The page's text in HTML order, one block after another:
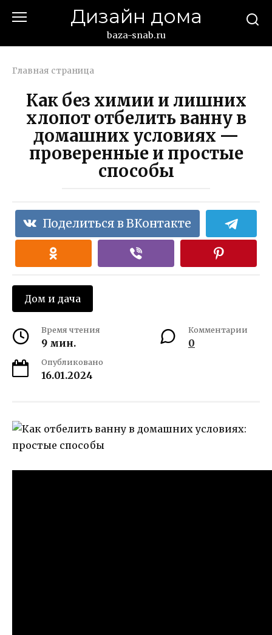
Дизайн дома
baza-snab.ru
Главная страница
Как без химии и лишних
хлопот отбелить ванну в
домашних условиях —
проверенные и простые
способы
Поделиться в ВКонтакте
Дом и дача
Время чтения
9 мин.
Комментарии
0
Опубликовано
16.01.2024